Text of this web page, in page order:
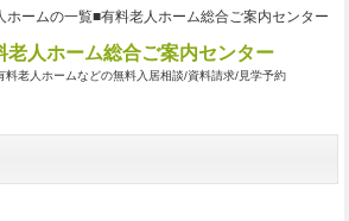
ホームの一覧■有料老人ホーム総合ご案内センター
老人ホーム総合ご案内センター
料老人ホームなどの無料入居相談/資料請求/見学予約